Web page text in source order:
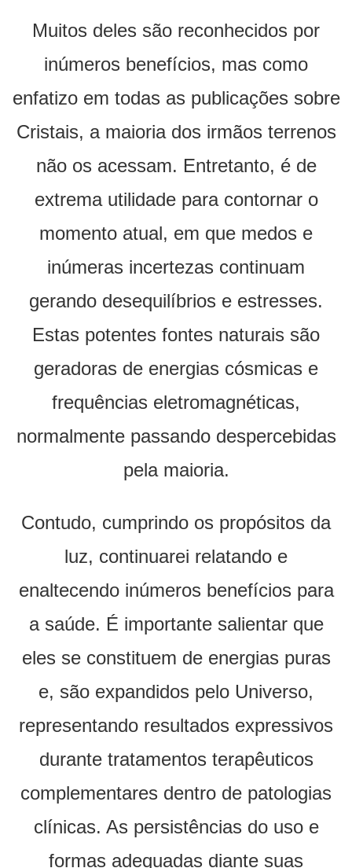
Muitos deles são reconhecidos por
inúmeros benefícios, mas como
enfatizo em todas as publicações sobre
Cristais, a maioria dos irmãos terrenos
não os acessam. Entretanto, é de
extrema utilidade para contornar o
momento atual, em que medos e
inúmeras incertezas continuam
gerando desequilíbrios e estresses.
Estas potentes fontes naturais são
geradoras de energias cósmicas e
frequências eletromagnéticas,
normalmente passando despercebidas
pela maioria.
Contudo, cumprindo os propósitos da
luz, continuarei relatando e
enaltecendo inúmeros benefícios para
a saúde. É importante salientar que
eles se constituem de energias puras
e, são expandidos pelo Universo,
representando resultados expressivos
durante tratamentos terapêuticos
complementares dentro de patologias
clínicas. As persistências do uso e
formas adequadas diante suas